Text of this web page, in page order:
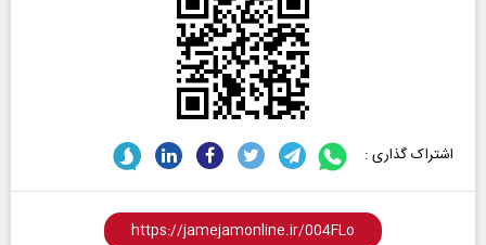
اشتراک گذاری :